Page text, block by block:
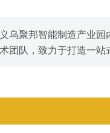
乌聚邦智能制造产业
队，致力于打造一站